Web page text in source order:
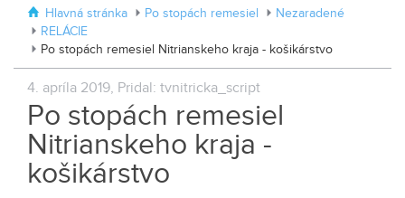
Hlavná stránka Po stopách remesiel
Nezaradené
RELÁCIE
Po stopách remesiel Nitrianskeho kraja - košikárstvo
4. apríla 2019, Pridal: tvnitricka_script
Po stopách remesiel
Nitrianskeho kraja -
košikárstvo